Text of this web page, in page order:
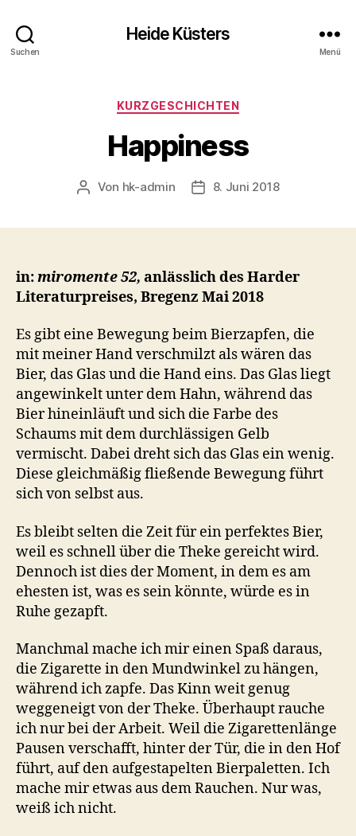
Suchen
Heide Küsters
Menü
Kategorien
KURZGESCHICHTEN
Happiness
Beitragsautor
Von hk-admin Veröffentlichungsdatum
8. Juni 2018
in:miromente 52, anlässlich des Harder
Literaturpreises, Bregenz Mai 2018
Es gibt eine Bewegung beim Bierzapfen, die
mit meiner Hand verschmilzt als wären das
Bier, das Glas und die Hand eins. Das Glas liegt
angewinkelt unter dem Hahn, während das
Bier hineinläuft und sich die Farbe des
Schaums mit dem durchlässigen Gelb
vermischt. Dabei dreht sich das Glas ein wenig.
Diese gleichmäßig fließende Bewegung führt
sich von selbst aus.
Es bleibt selten die Zeit für ein perfektes Bier,
weil es schnell über die Theke gereicht wird.
Dennoch ist dies der Moment, in dem es am
ehesten ist, was es sein könnte, würde es in
Ruhe gezapft.
Manchmal mache ich mir einen Spaß daraus,
die Zigarette in den Mundwinkel zu hängen,
während ich zapfe. Das Kinn weit genug
weggeneigt von der Theke. Überhaupt rauche
ich nur bei der Arbeit. Weil die Zigarettenlänge
Pausen verschafft, hinter der Tür, die in den Hof
führt, auf den aufgestapelten Bierpaletten. Ich
mache mir etwas aus dem Rauchen. Nur was,
weiß ich nicht.